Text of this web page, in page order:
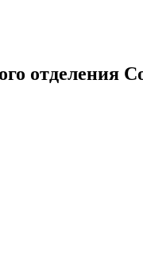
отделения